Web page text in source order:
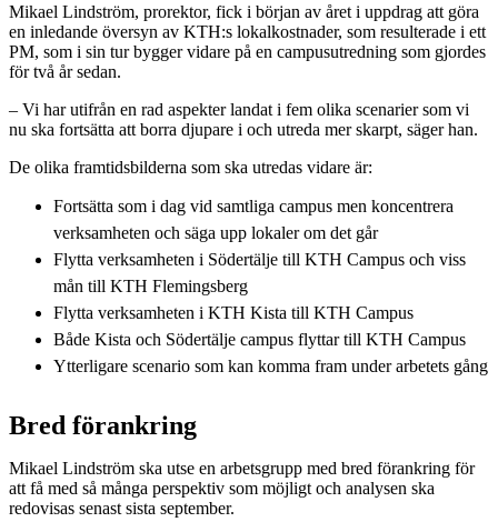
Mikael Lindström, prorektor, fick i början av året i uppdrag att göra
en inledande översyn av KTH:s lokalkostnader, som resulterade i ett
PM, som i sin tur bygger vidare på en campusutredning som gjordes
för två år sedan.
– Vi har utifrån en rad aspekter landat i fem olika scenarier som vi
nu ska fortsätta att borra djupare i och utreda mer skarpt, säger han.
De olika framtidsbilderna som ska utredas vidare är:
Fortsätta som i dag vid samtliga campus men koncentrera
verksamheten och säga upp lokaler om det går
Flytta verksamheten i Södertälje till KTH Campus och viss
mån till KTH Flemingsberg
Flytta verksamheten i KTH Kista till KTH Campus
Både Kista och Södertälje campus flyttar till KTH Campus
Ytterligare scenario som kan komma fram under arbetets gång
Bred förankring
Mikael Lindström ska utse en arbetsgrupp med bred förankring för
att få med så många perspektiv som möjligt och analysen ska
redovisas senast sista september.